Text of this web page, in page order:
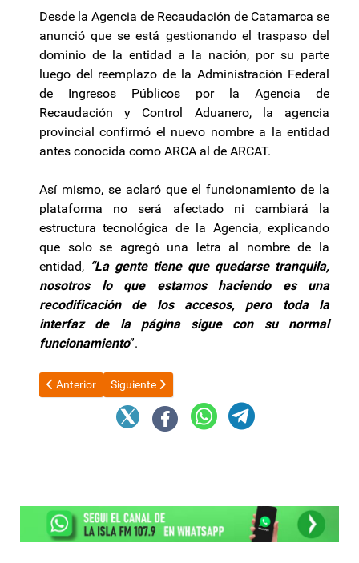
Desde la Agencia de Recaudación de Catamarca se
anunció que se está gestionando el traspaso del
dominio de la entidad a la nación, por su parte
luego del reemplazo de la Administración Federal
de Ingresos Públicos por la Agencia de
Recaudación y Control Aduanero, la agencia
provincial confirmó el nuevo nombre a la entidad
antes conocida como ARCA al de ARCAT.
Así mismo, se aclaró que el funcionamiento de la
plataforma no será afectado ni cambiará la
estructura tecnológica de la Agencia, explicando
que solo se agregó una letra al nombre de la
entidad, “La gente tiene que quedarse tranquila,
nosotros lo que estamos haciendo es una
recodificación de los accesos, pero toda la
interfaz de la página sigue con su normal
funcionamiento”.
Artículo anterior: Es oficial la disolución de la AFIP: todos los
Anterior Artículo siguiente: Saseta propone sanciones por
Siguiente